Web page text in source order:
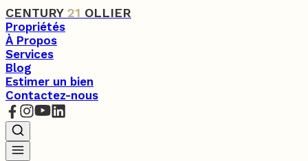
CENTURY 21 OLLIER
Propriétés
À Propos
Services
Blog
Estimer un bien
Contactez-nous